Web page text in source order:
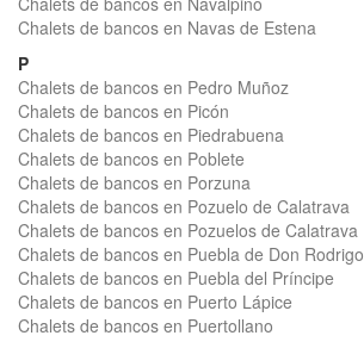
Chalets de bancos en Navas de Estena
P
Chalets de bancos en Pedro Muñoz
Chalets de bancos en Picón
Chalets de bancos en Piedrabuena
Chalets de bancos en Poblete
Chalets de bancos en Porzuna
Chalets de bancos en Pozuelo de Calatrava
Chalets de bancos en Pozuelos de Calatrava
Chalets de bancos en Puebla de Don Rodrigo
Chalets de bancos en Puebla del Príncipe
Chalets de bancos en Puerto Lápice
Chalets de bancos en Puertollano